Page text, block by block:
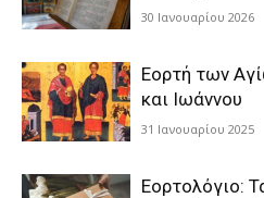
30 Ιανουαρίου 2026
Εορτή των
και Ιωάννου
31 Ιανουαρίου 2025
Εορτολόγιο: